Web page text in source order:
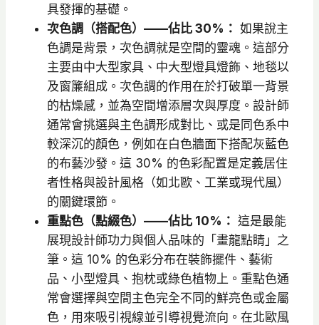
具發揮的基礎。
次色調（搭配色）——佔比 30%： 如果說主
色調是背景，次色調就是空間的靈魂。這部分
主要由中大型家具、中大型燈具燈飾、地毯以
及窗簾組成。次色調的作用在於打破單一背景
的枯燥感，並為空間增添層次與厚度。設計師
通常會挑選與主色調形成對比、或是同色系中
較深沉的顏色，例如在白色牆面下搭配灰藍色
的布藝沙發。這 30% 的色彩配置是定義居住
者性格與設計風格（如北歐、工業或現代風）
的關鍵環節。
重點色（點綴色）——佔比 10%： 這是最能
展現設計師功力與個人品味的「畫龍點睛」之
筆。這 10% 的色彩分布在裝飾擺件、藝術
品、小型燈具、抱枕或綠色植物上。重點色通
常會選擇與空間主色完全不同的鮮亮色或金屬
色，用來吸引視線並引導視覺流向。在北歐風